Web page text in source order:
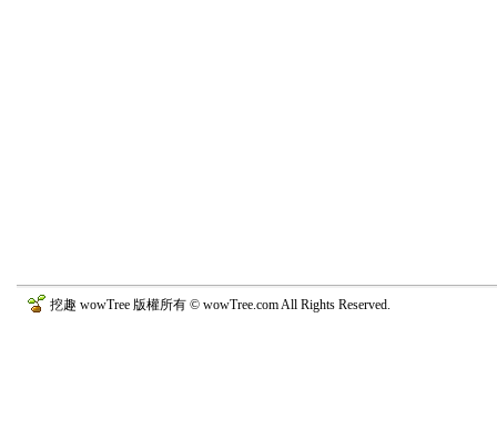
挖趣 wowTree 版權所有 © wowTree.com All Rights Reserved.